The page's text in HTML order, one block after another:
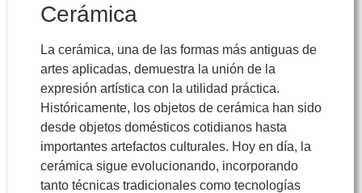
Cerámica
La cerámica, una de las formas más antiguas de
artes aplicadas, demuestra la unión de la
expresión artística con la utilidad práctica.
Históricamente, los objetos de cerámica han sido
desde objetos domésticos cotidianos hasta
importantes artefactos culturales. Hoy en día, la
cerámica sigue evolucionando, incorporando
tanto técnicas tradicionales como tecnologías